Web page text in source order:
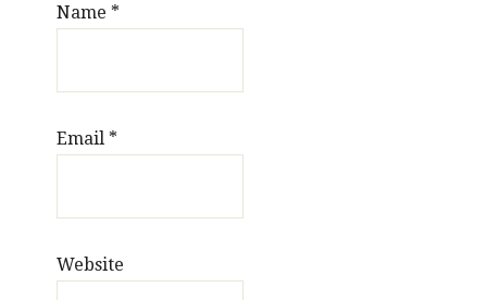
Name *
Email *
Website